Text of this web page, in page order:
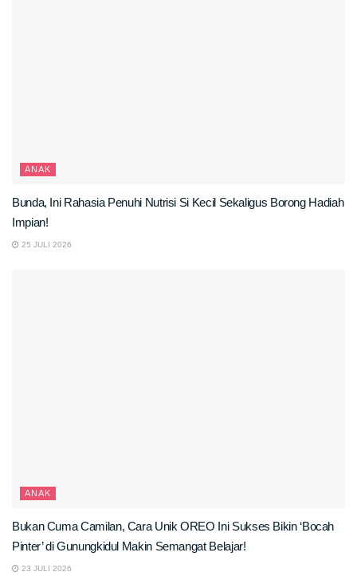
ANAK
Bunda, Ini Rahasia Penuhi Nutrisi Si Kecil Sekaligus Borong Hadiah
Impian!
25 JULI 2026
ANAK
Bukan Cuma Camilan, Cara Unik OREO Ini Sukses Bikin ‘Bocah
Pinter’ di Gunungkidul Makin Semangat Belajar!
23 JULI 2026